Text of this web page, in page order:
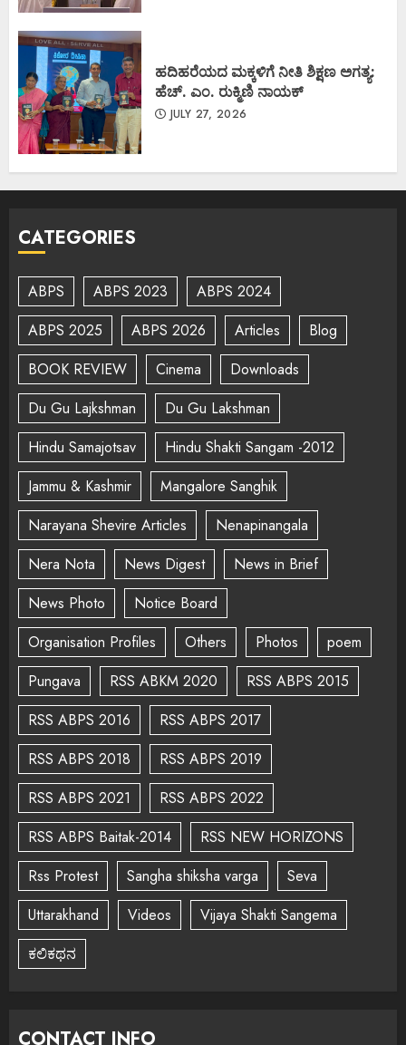
ಹದಿಹರೆಯದ ಮಕ್ಕಳಿಗೆ ನೀತಿ ಶಿಕ್ಷಣ ಅಗತ್ಯ:
ಹೆಚ್. ಎಂ. ರುಕ್ಮಿಣಿ ನಾಯಕ್
JULY 27, 2026
CATEGORIES
ABPS ABPS 2023
ABPS 2024
ABPS 2025
ABPS 2026 Articles
Blog
BOOK REVIEW
Cinema
Downloads
Du Gu Lajkshman
Du Gu Lakshman
Hindu Samajotsav
Hindu Shakti Sangam -2012
Jammu & Kashmir
Mangalore Sanghik
Narayana Shevire Articles
Nenapinangala
Nera Nota
News Digest
News in Brief
News Photo
Notice Board
Organisation Profiles
Others Photos
poem
Pungava
RSS ABKM 2020
RSS ABPS 2015
RSS ABPS 2016
RSS ABPS 2017
RSS ABPS 2018
RSS ABPS 2019
RSS ABPS 2021
RSS ABPS 2022
RSS ABPS Baitak-2014
RSS NEW HORIZONS
Rss Protest
Sangha shiksha varga
Seva
Uttarakhand
Videos
Vijaya Shakti Sangema
ಕಲಿಕಥನ
CONTACT INFO